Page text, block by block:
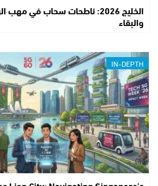
الخليج 2026: ناطحات سحاب في
والبقاء
IN-DEPTH